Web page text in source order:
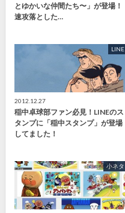
とゆかいな仲間たち〜」が登場！
速攻落とした…
LINE
2012.12.27
稲中卓球部ファン必見！LINEのス
タンプに「稲中スタンプ」が登場
してました！
小ネタ